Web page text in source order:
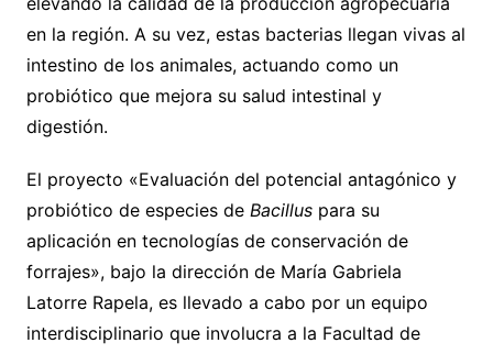
en la región. A su vez, estas bacterias llegan vivas al
intestino de los animales, actuando como un
probiótico que mejora su salud intestinal y
digestión.
El proyecto «Evaluación del potencial antagónico y
probiótico de especies de Bacilluspara su
aplicación en tecnologías de conservación de
forrajes», bajo la dirección de María Gabriela
Latorre Rapela, es llevado a cabo por un equipo
interdisciplinario que involucra a la Facultad de